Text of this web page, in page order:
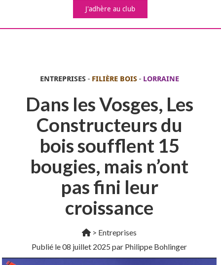
J'adhèreau club
ENTREPRISES- FILIÈRE BOIS- LORRAINE
Dans les Vosges, Les
Constructeurs du
bois soufflent 15
bougies, mais n’ont
pas fini leur
croissance
> Entreprises
Publié le08 juillet 2025 par Philippe Bohlinger